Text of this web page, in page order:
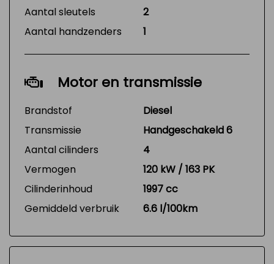
Aantal sleutels
2
Aantal handzenders
1
Motor en transmissie
Brandstof
Diesel
Transmissie
Handgeschakeld 6
Aantal cilinders
4
Vermogen
120 kW / 163 PK
Cilinderinhoud
1997 cc
Gemiddeld verbruik
6.6 l/100km